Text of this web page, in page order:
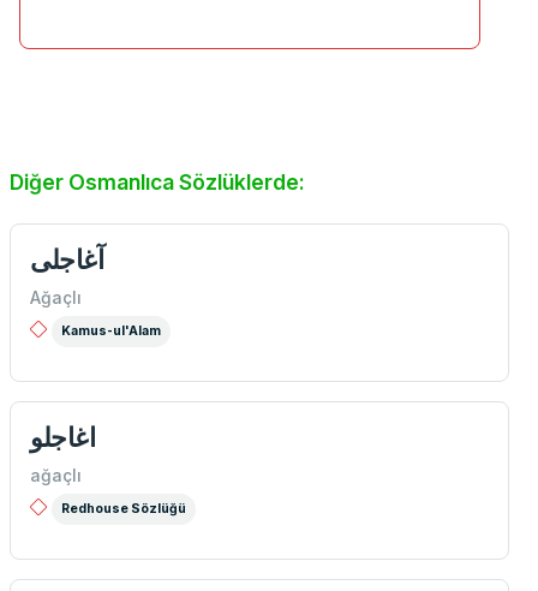
Diğer Osmanlıca Sözlüklerde:
آغاجلی
Ağaçlı
Kamus-ul'Alam
اغاجلو
ağaçlı
Redhouse Sözlüğü